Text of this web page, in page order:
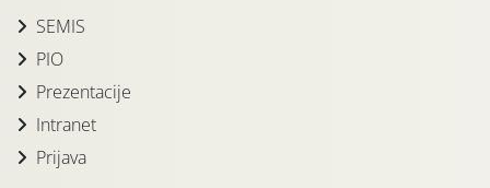
SEMIS
PIO
Prezentacije
Intranet
Prijava